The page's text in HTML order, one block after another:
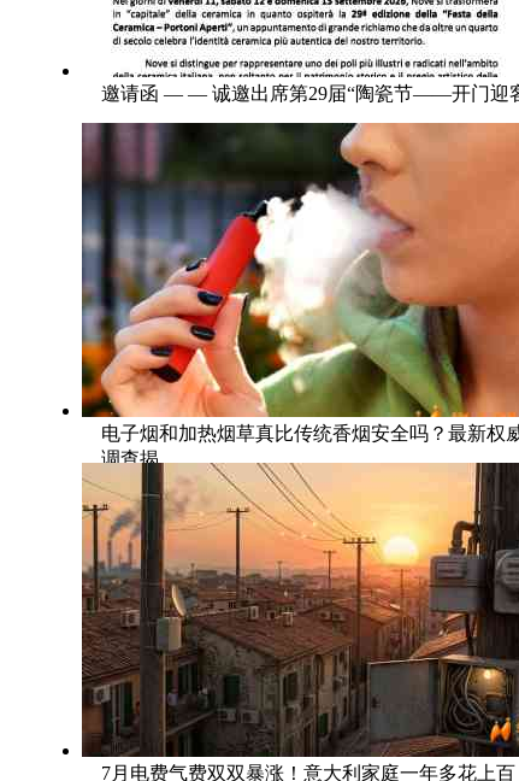
邀请函 — — 诚邀出席第29届“陶瓷节——开门迎
电子烟和加热烟草真比传统香烟安全吗？最新权
调查揭
7月电费气费双双暴涨！意大利家庭一年多花上百